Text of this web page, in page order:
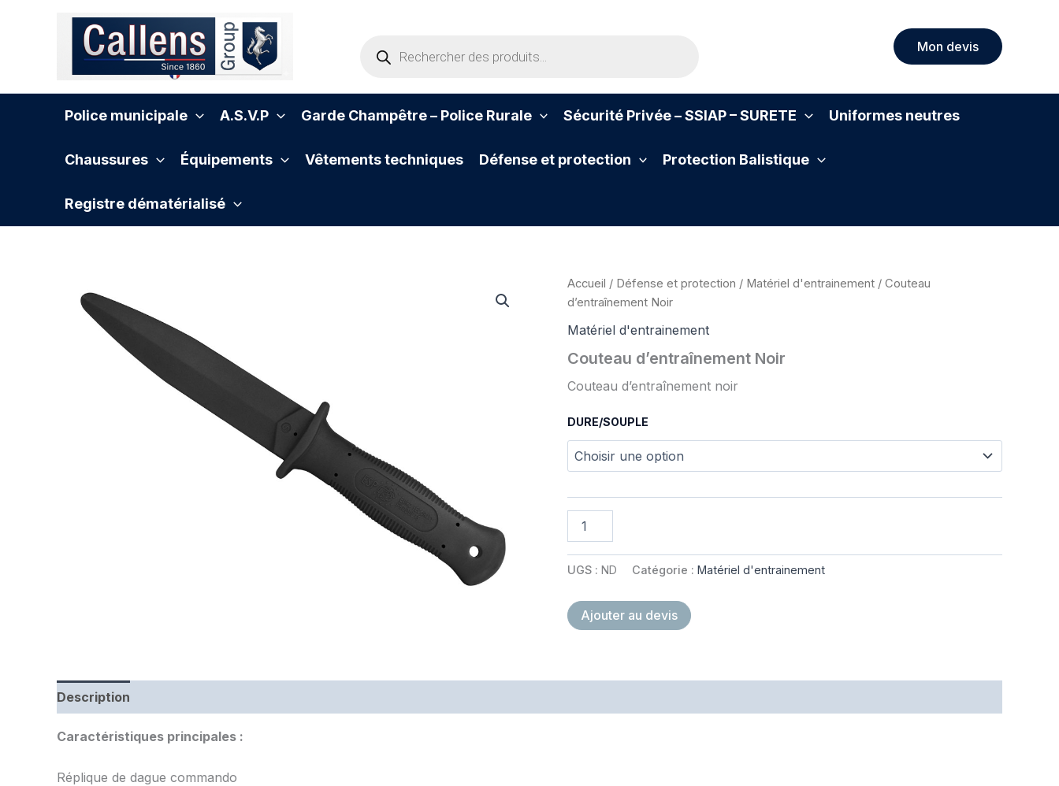
Mon devis
Police municipale A.S.V.P Garde Champêtre – Police Rurale Sécurité Privée – SSIAP – SURETE Uniformes neutres
Chaussures Équipements Vêtements techniques Défense et protection Protection Balistique
Registre dématérialisé
Accueil / Défense et protection / Matériel d'entrainement / Couteau
d’entraînement Noir
Matériel d'entrainement
Couteau d’entraînement Noir
Couteau d’entraînement noir
DURE/SOUPLE
d'entraînement
UGS : ND Catégorie : Matériel d'entrainement
Ajouter au devis
Description
Caractéristiques principales :
Réplique de dague commando